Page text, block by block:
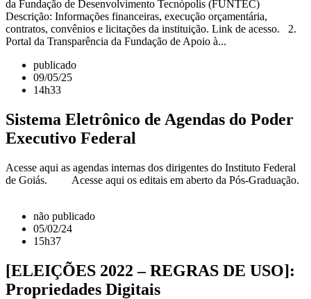
da Fundação de Desenvolvimento Tecnópolis (FUNTEC)
Descrição: Informações financeiras, execução orçamentária,
contratos, convênios e licitações da instituição. Link de acesso. 2.
Portal da Transparência da Fundação de Apoio à...
publicado
09/05/25
14h33
Sistema Eletrônico de Agendas do Poder
Executivo Federal
Acesse aqui as agendas internas dos dirigentes do Instituto Federal
de Goiás. Acesse aqui os editais em aberto da Pós-Graduação.
não publicado
05/02/24
15h37
[ELEIÇÕES 2022 – REGRAS DE USO]:
Propriedades Digitais